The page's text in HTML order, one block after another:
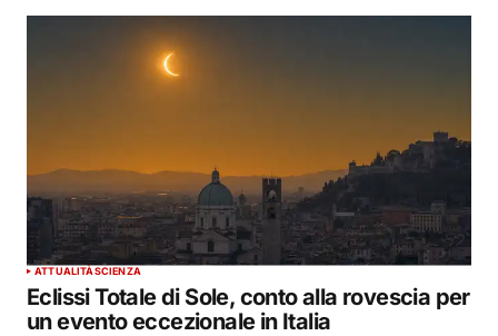
ATTUALITÀSCIENZA
Eclissi Totale di Sole, conto alla rovescia per
un evento eccezionale in Italia